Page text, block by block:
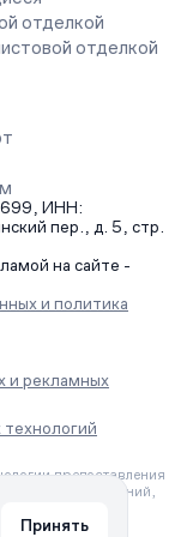
отделкой
отделкой
ИНН:
пер., д. 5, стр.
на сайте -
и политика
и рекламных
предоставления
и анализа сведений,
«Интернет»,
Принять